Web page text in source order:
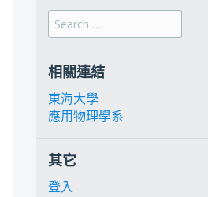
Search for:
相關連結
東海大學
應用物理學系
其它
登入